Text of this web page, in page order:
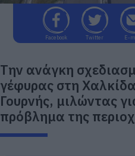
Facebook Twitter E-
Την ανάγκη
γέφυρας στη
Γουρνής, μιλώντας
πρόβλημα της